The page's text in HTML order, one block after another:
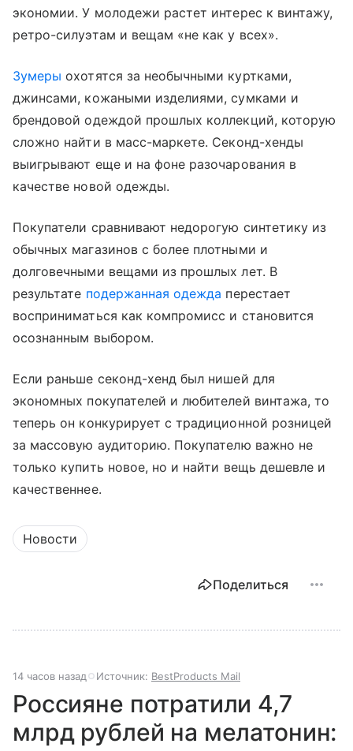
экономии. У молодежи растет интерес к винтажу,
ретро-силуэтам и вещам «не как у всех».
Зумеры охотятся за необычными куртками,
джинсами, кожаными изделиями, сумками и
брендовой одеждой прошлых коллекций, которую
сложно найти в масс-маркете. Секонд-хенды
выигрывают еще и на фоне разочарования в
качестве новой одежды.
Покупатели сравнивают недорогую синтетику из
обычных магазинов с более плотными и
долговечными вещами из прошлых лет. В
результате подержанная одежда перестает
восприниматься как компромисс и становится
осознанным выбором.
Если раньше секонд-хенд был нишей для
экономных покупателей и любителей винтажа, то
теперь он конкурирует с традиционной розницей
за массовую аудиторию. Покупателю важно не
только купить новое, но и найти вещь дешевле и
качественнее.
Новости
Поделиться
14 часов назад Источник: BestProducts Mail
Россияне потратили 4,7
млрд рублей на мелатонин: